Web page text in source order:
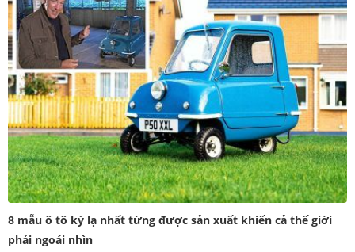
8 mẫu ô tô kỳ lạ nhất từng được sản xuất khiến cả thế giới
phải ngoái nhìn